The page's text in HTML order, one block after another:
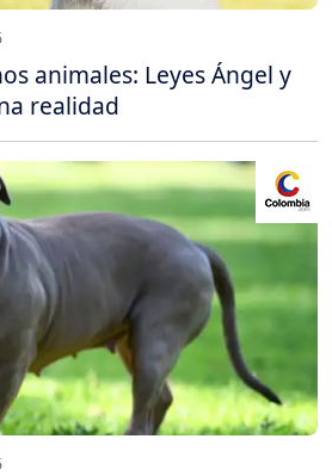
animales: Leyes Ángel y
realidad